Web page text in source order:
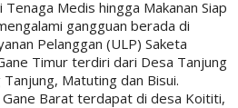
Medis hingga Makanan Siap
gangguan berada di
Pelanggan (ULP) Saketa
Timur terdiri dari Desa Tanjung
Matuting dan Bisui.
Gane Barat terdapat di desa Koititi,